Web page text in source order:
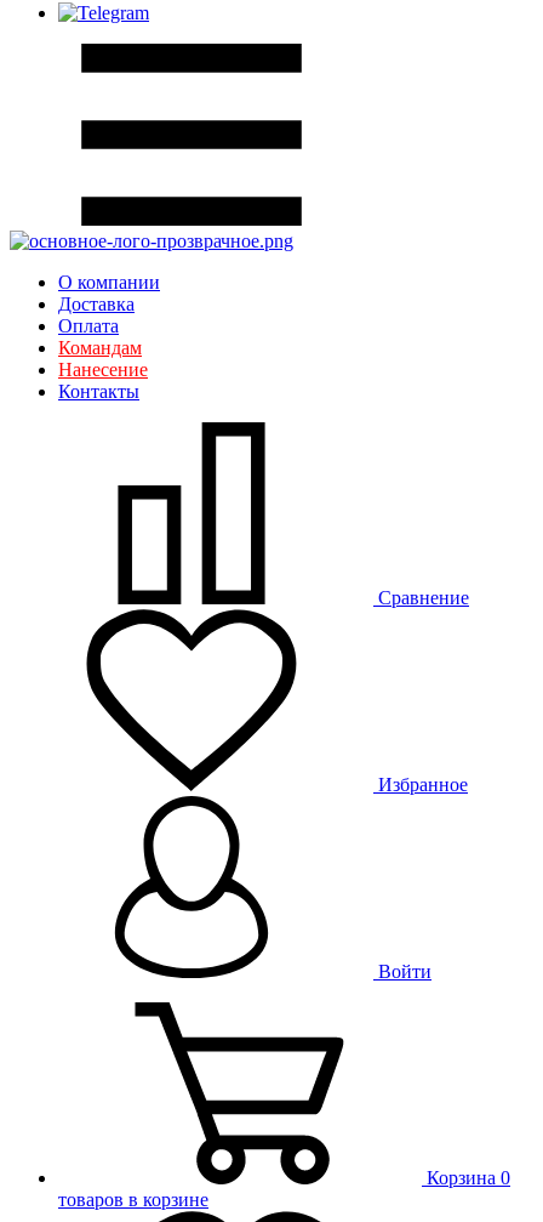
О компании
Доставка
Оплата
Командам
Нанесение
Контакты
Сравнение
Избранное
Войти
Корзина 0
товаров в корзине